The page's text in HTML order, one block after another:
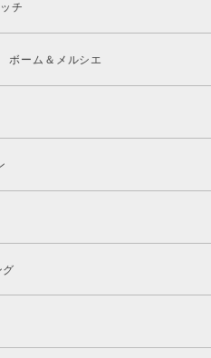
チ
ボーム＆メルシエ
グ